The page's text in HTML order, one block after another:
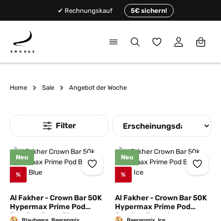
✔ Rechnungskauf 5€ sichern!
Du hast 0
Home Sale Angebot der Woche
Neu
%
Al Fakher - Crown Bar 50K
Hypermax Prime Pod
Bundle - Berry Blue
Neu
%
Al Fakher - Crown Bar 50K
Hypermax Prime Pod
Bundle - Berry Ice